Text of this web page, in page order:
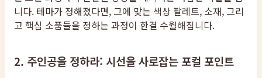
니다. 테마가 정해졌다면, 그에 맞는 색상 팔레트, 소재, 그리
고 핵심 소품들을 정하는 과정이 한결 수월해집니다.
2. 주인공을 정하라: 시선을 사로잡는 포컬 포인트